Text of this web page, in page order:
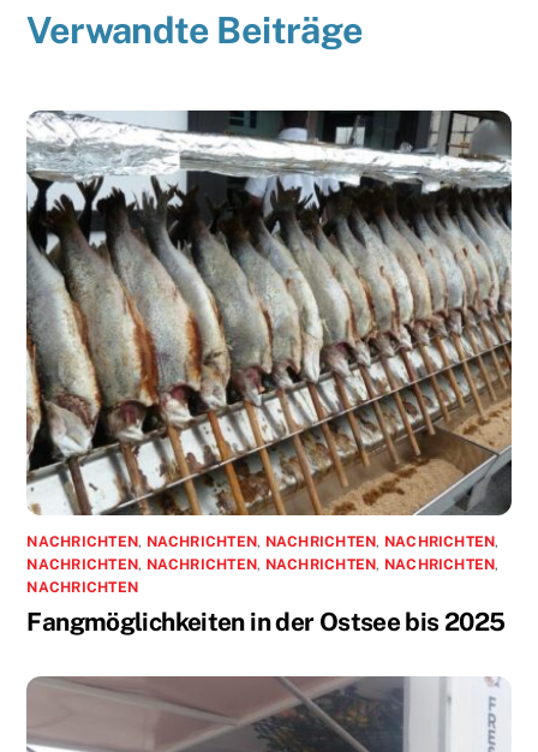
Verwandte Beiträge
NACHRICHTEN, NACHRICHTEN, NACHRICHTEN, NACHRICHTEN,
NACHRICHTEN, NACHRICHTEN, NACHRICHTEN, NACHRICHTEN,
NACHRICHTEN
Fangmöglichkeiten in der Ostsee bis 2025